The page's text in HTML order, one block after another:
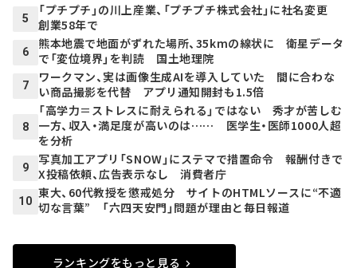
5
「プチプチ」の川上産業、「プチプチ株式会社」に社名変更
創業58年で
6
熊本地震で地面がずれた場所、35kmの線状に 衛星データ
で「変位境界」を判読 国土地理院
7
ワークマン、実は画像生成AIを導入していた 間に合わな
い商品撮影を代替 アプリ通知開封も1.5倍
8
「高学力＝ストレスに耐えられる」ではない 秀才が苦しむ
一方、収入・満足度が高いのは…… 医学生・医師1000人超
を分析
9
写真加工アプリ「SNOW」にステマで措置命令 報酬付きで
X投稿依頼、広告表示なし 消費者庁
10
東大、60代教授を懲戒処分 サイトのHTMLソースに“不適
切な言葉” 「六四天安門」問題が理由と毎日報道
ランキングをもっと見る